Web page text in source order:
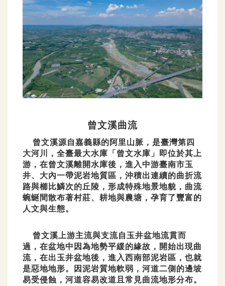
曾文溪曲流
曾文溪源自嘉義縣的阿里山脈，是臺灣第四
大河川，全臺最大水庫「曾文水庫」即位於其上
游，在曾文溪離開水庫後，進入中游臺南市玉
井、大內一帶泥岩地質區，沖積出連續的曲折流
路與櫛比鱗次的丘陵，形成特殊地景地貌，曲流
蜿蜒間散布著村莊、耕地與農塘，孕育了豐富的
人文與生態。
曾文溪上游主流與支流自玉井盆地流貫而
過，在盆地中因為地勢平緩的緣故，開始出現曲
流，在出玉井盆地後，進入西南部泥岩區，也就
是惡地地形。因泥岩質地軟弱，河道二側的邊坡
易受侵蝕，河道容易改道且常見曲流地形分布。